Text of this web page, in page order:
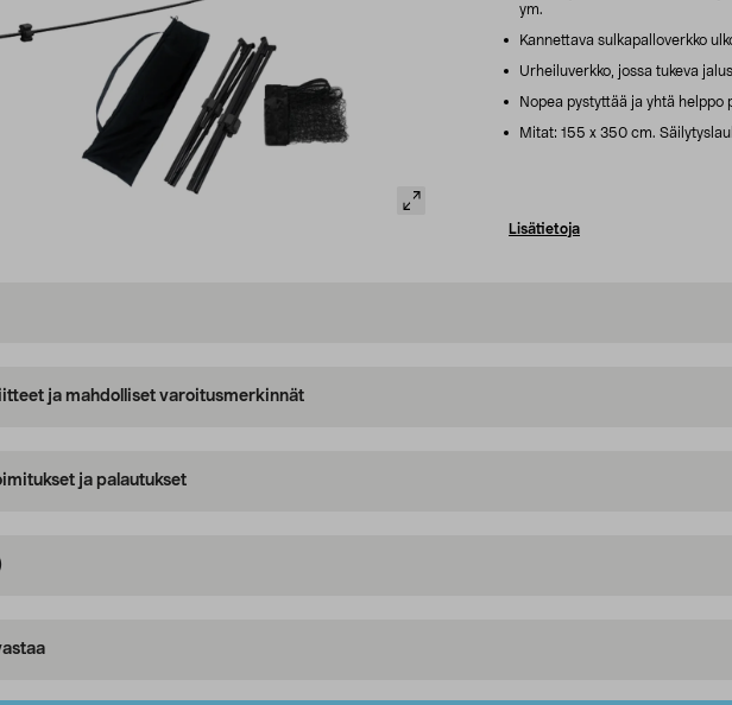
ym.
Kannettava sulkapalloverkko
Urheiluverkko, jossa tukeva
Nopea pystyttää ja yhtä helppo
Mitat: 155 x 350 cm.
Lisätietoja
ja mahdolliset varoitusmerkinnät
ja palautukset